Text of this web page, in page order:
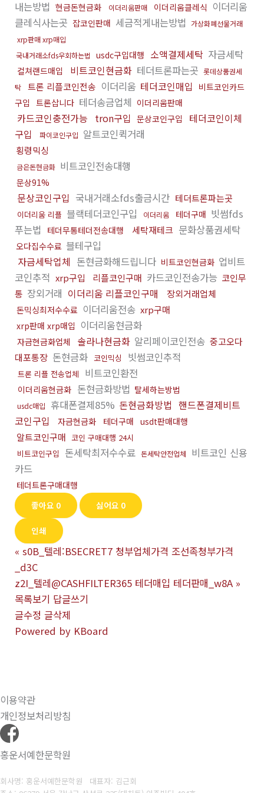
내는방법 현금돈현금화 이더리움판매 이더리움클레식 이더리움
클레식사는곳 잡코인판매 세금적게내는방법
가상화폐선물거래
xrp판매 xrp매입
국내거래소fds우회하는법
usdc구입대행 소액결제세탁 자금세탁
컬쳐랜드매입 비트코인현금화 테더트론파는곳 롯데상품권세
탁
트론 리플코인전송 이더리움 테더코인매입 비트코인카드
구입
트론삽니다 테더송금업체 이더리움판매
카드코인충전가능 tron구입 문상코인구입
테더코인이체
구입
파이코인구입 알트코인퀵거래
횡령믹싱
금은돈현금화 비트코인전송대행
문상91%
문상코인구입 국내거래소fds출금시간 테더트론파는곳
이더리움 리플 블랙테더코인구입 이더리움 테더구매 빗썸fds
푸는법
테더무통테더전송대행 세탁재테크 문화상품권세탁
오다집수수료 블테구입
자금세탁업체 돈현금화해드립니다 비트코인현금화 업비트
코인추적 xrp구입 리플코인구매 카드코인전송가능 코인무
통 장외거래 이더리움 리플코인구매 장외거래업체
돈믹싱최저수수료 이더리움전송 xrp구매
xrp판매 xrp매입 이더리움현금화
자금현금화업체 솔라나현금화 알리페이코인전송 중고오다
대포통장 돈현금화 코인믹싱 빗썸코인추적
트론 리플 전송업체 비트코인환전
이더리움현금화 돈현금화방법 탈세하는방법
usdc매입 휴대폰결제85% 돈현금화방법 핸드폰결제비트
코인구입
자금현금화 테더구매 usdt판매대행
알트코인구매 코인 구매대행 24시
비트코인구입
돈세탁최저수수료 돈세탁안전업체
비트코인 신용
카드
테더트론구매대행
좋아요 0 싫어요 0
인쇄
« s0B_텔레:BSECRET7 청부업체가격 조선족청부가격
_d3C
z2I_텔레@CASHFILTER365 테더매입 테더판매_w8A »
목록보기 답글쓰기
글수정 글삭제
Powered by KBoard
이용약관
개인정보처리방침
홍운서예한문학원
회사명: 홍운서예한문학원 대표자: 김근회